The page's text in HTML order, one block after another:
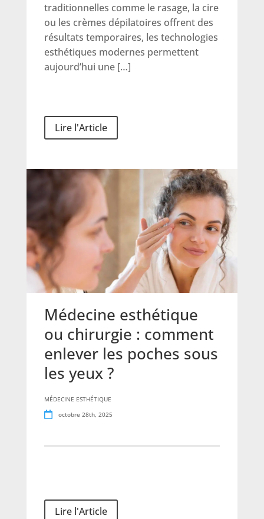
traditionnelles comme le rasage, la cire
ou les crèmes dépilatoires offrent des
résultats temporaires, les technologies
esthétiques modernes permettent
aujourd’hui une […]
Lire l'Article
Médecine esthétique
ou chirurgie : comment
enlever les poches sous
les yeux ?
MÉDECINE ESTHÉTIQUE
octobre 28th, 2025
Lire l'Article